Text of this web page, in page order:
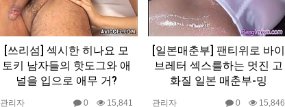
[쓰리섬] 섹시한 히나요 모
토키 남자들의 핫도그와 애
널을 입으로 애무 거?
관리자 0 15,841
[일본매춘부] 팬티위로 바이
브레터 섹스를하는 멋진 고
화질 일본 매춘부-밍
관리자 0 15,846